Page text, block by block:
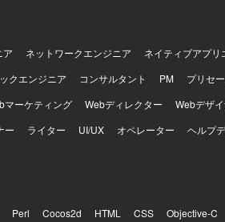
ア ネットワークエンジニア ネイティブアプリ
クエンジニア
コンサルタント PM プリセ
マーケティング
Webディレクター Webデザ
ー
ライター UI/UX オペレーター ヘルプ
Perl Cocos2d HTML CSS Objective-C